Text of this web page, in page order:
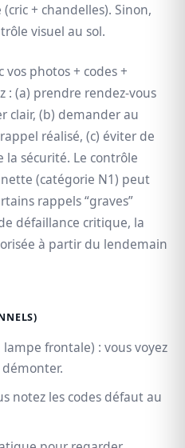
+ chandelles). Sinon,
visuel au sol.
vos photos + codes +
: (a) prendre rendez-vous
clair, (b) demander au
réalisé, (c) éviter de
sécurité. Le contrôle
(catégorie N1) peut
rappels “graves”
défaillance critique, la
à partir du lendemain
lampe frontale) : vous voyez
notez les codes défaut au